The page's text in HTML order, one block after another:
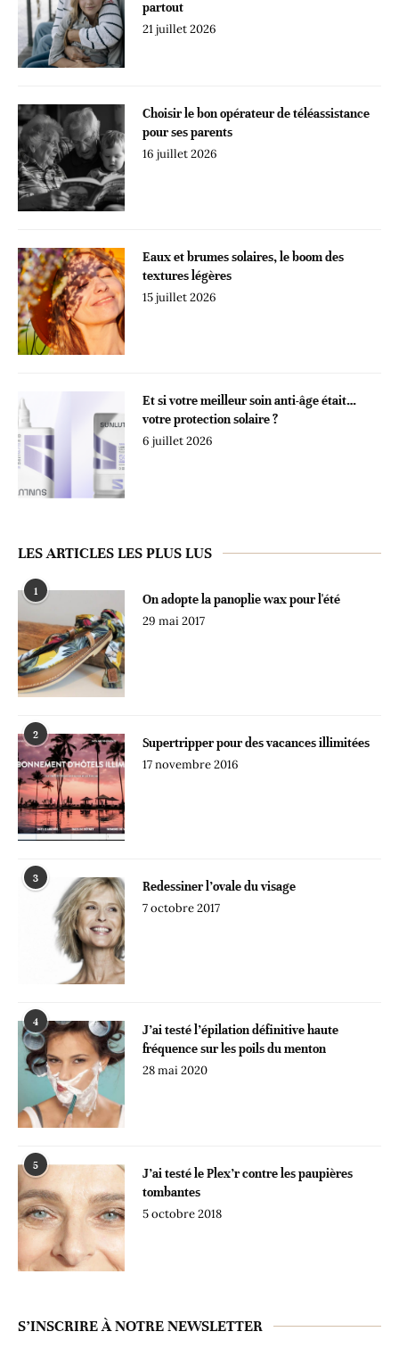
partout
21 juillet 2026
Choisir le bon opérateur de téléassistance
pour ses parents
16 juillet 2026
Eaux et brumes solaires, le boom des
textures légères
15 juillet 2026
Et si votre meilleur soin anti-âge était…
votre protection solaire ?
6 juillet 2026
LES ARTICLES LES PLUS LUS
1
On adopte la panoplie wax pour l'été
29 mai 2017
2
Supertripper pour des vacances illimitées
17 novembre 2016
3
Redessiner l’ovale du visage
7 octobre 2017
4
J’ai testé l’épilation définitive haute
fréquence sur les poils du menton
28 mai 2020
5
J’ai testé le Plex’r contre les paupières
tombantes
5 octobre 2018
S’INSCRIRE À NOTRE NEWSLETTER